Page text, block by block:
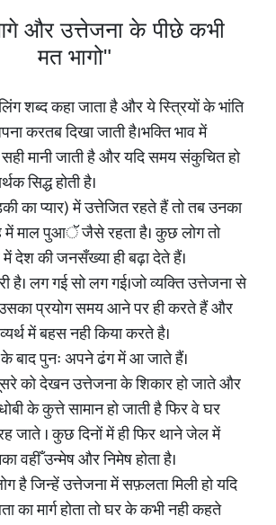
और उत्तेजना के पीछे कभी
मत भागो"
शब्द कहा जाता है और ये स्त्रियों के भांति
करतब दिखा जाती है।भक्ति भाव में
मानी जाती है और यदि समय संकुचित हो
सिद्ध होती है।
का प्यार) में उत्तेजित रहते हैं तो तब उनका
में माल पुआॅ जैसे रहता है। कुछ लोग तो
देश की जनसँख्या ही बढ़ा देते हैं।
है। लग गई सो लग गई।जो व्यक्ति उत्तेजना से
प्रयोग समय आने पर ही करते हैं और
में बहस नही किया करते है।
बाद पुनः अपने ढंग में आ जाते हैं।
को देखन उत्तेजना के शिकार हो जाते और
के कुत्ते सामान हो जाती है फिर वे घर
जाते । कुछ दिनों में ही फिर थाने जेल में
उन्मेष और निमेष होता है।
है जिन्हें उत्तेजना में सफ़लता मिली हो यदि
मार्ग होता तो घर के कभी नही कहते